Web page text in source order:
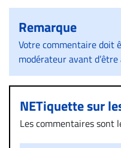
Remarque
Votre commentaire doit
modérateur avant
NETiquette sur
Les commentaires sont